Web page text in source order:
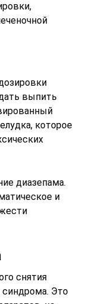
выпить
которое
диазепама.
и
снятия
синдрома. Это